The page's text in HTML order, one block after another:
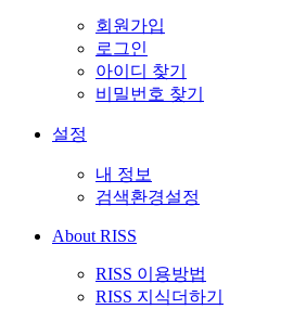
회원가입
로그인
아이디 찾기
비밀번호 찾기
설정
내 정보
검색환경설정
About RISS
RISS 이용방법
RISS 지식더하기